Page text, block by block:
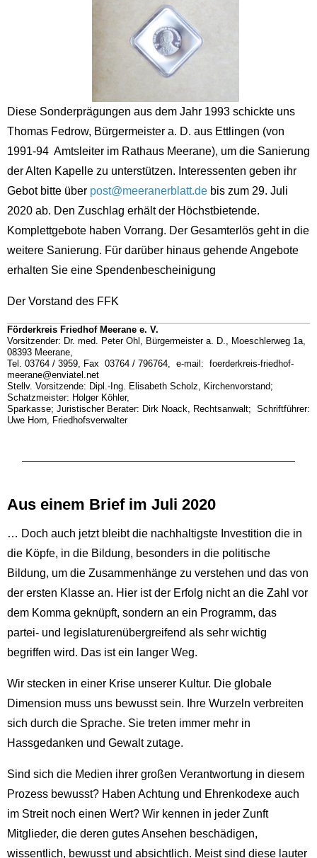
Diese Sonderprägungen aus dem Jahr 1993 schickte uns
Thomas Fedrow, Bürgermeister a. D. aus Ettlingen (von
1991-94 Amtsleiter im Rathaus Meerane), um die Sanierung
der Alten Kapelle zu unterstützen. Interessenten geben ihr
Gebot bitte über post@meeranerblatt.de bis zum 29. Juli
2020 ab. Den Zuschlag erhält der Höchstbietende.
Komplettgebote haben Vorrang. Der Gesamterlös geht in die
weitere Sanierung. Für darüber hinaus gehende Angebote
erhalten Sie eine Spendenbescheinigung
Der Vorstand des FFK
Förderkreis Friedhof Meerane e. V.
Vorsitzender: Dr. med. Peter Ohl, Bürgermeister a. D., Moeschlerweg 1a,
08393 Meerane,
Tel. 03764 / 3959, Fax 03764 / 796764, e-mail: foerderkreis-friedhof-
meerane@enviatel.net
Stellv. Vorsitzende: Dipl.-Ing. Elisabeth Scholz, Kirchenvorstand;
Schatzmeister: Holger Köhler,
Sparkasse; Juristischer Berater: Dirk Noack, Rechtsanwalt; Schriftführer:
Uwe Horn, Friedhofsverwalter
Aus einem Brief im Juli 2020
… Doch auch jetzt bleibt die nachhaltigste Investition die in
die Köpfe, in die Bildung, besonders in die politische
Bildung, um die Zusammenhänge zu verstehen und das von
der ersten Klasse an. Hier ist der Erfolg nicht an die Zahl vor
dem Komma geknüpft, sondern an ein Programm, das
partei- und legislaturenübergreifend als sehr wichtig
begriffen wird. Das ist ein langer Weg.
Wir stecken in einer Krise unserer Kultur. Die globale
Dimension muss uns bewusst sein. Ihre Wurzeln verbreiten
sich durch die Sprache. Sie treten immer mehr in
Hassgedanken und Gewalt zutage.
Sind sich die Medien ihrer großen Verantwortung in diesem
Prozess bewusst? Haben Achtung und Ehrenkodexe auch
im Streit noch einen Wert? Wir kennen in jeder Zunft
Mitglieder, die deren gutes Ansehen beschädigen,
wissentlich, bewusst und absichtlich. Meist sind diese lauter